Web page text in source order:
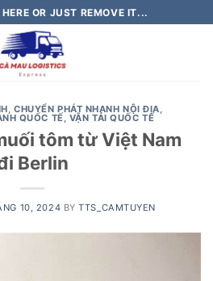
OR JUST REMOVE IT...
,CHUYỂN PHÁT NHANH NỘI ĐỊA,
QUỐC TẾ, VẬN TẢI QUỐC TẾ
tôm từ Việt Nam
Berlin
10, 2024 BYTTS_CAMTUYEN